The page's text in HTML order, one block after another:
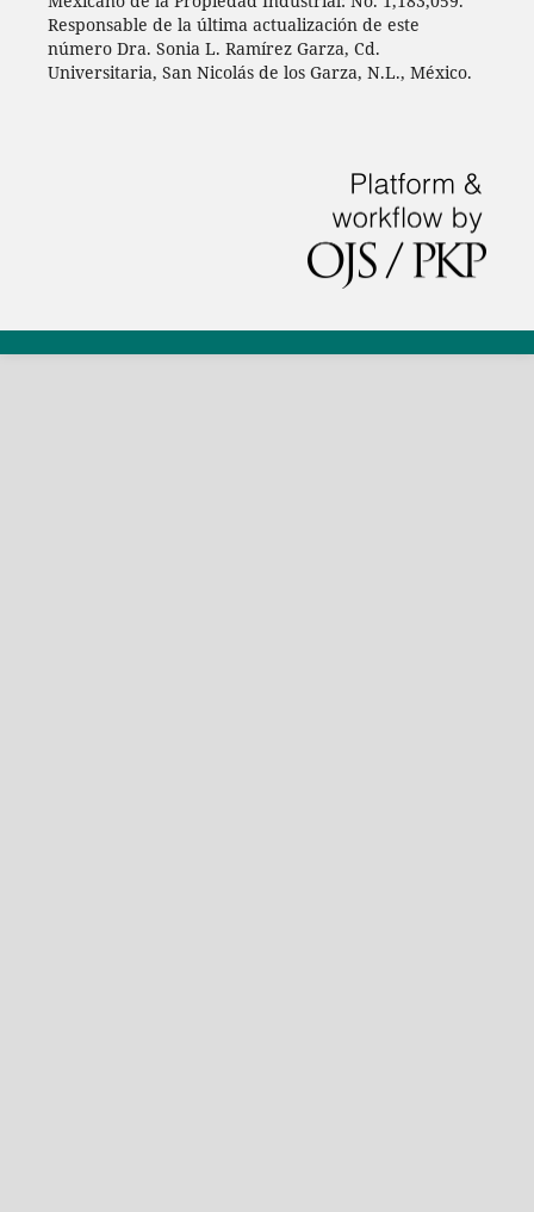
Responsable de la última actualización de este
número Dra. Sonia L. Ramírez Garza, Cd.
Universitaria, San Nicolás de los Garza, N.L., México.